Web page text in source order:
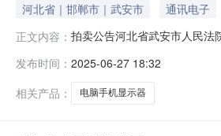
河北省｜邯郸市｜武安市 通讯电子
正文内容： 拍卖公告河北省武安市人民
示页中的市场价仅为平台默认
图片
发布时间： 2025-06-27 18:32
相关产品：
电脑手机显示器